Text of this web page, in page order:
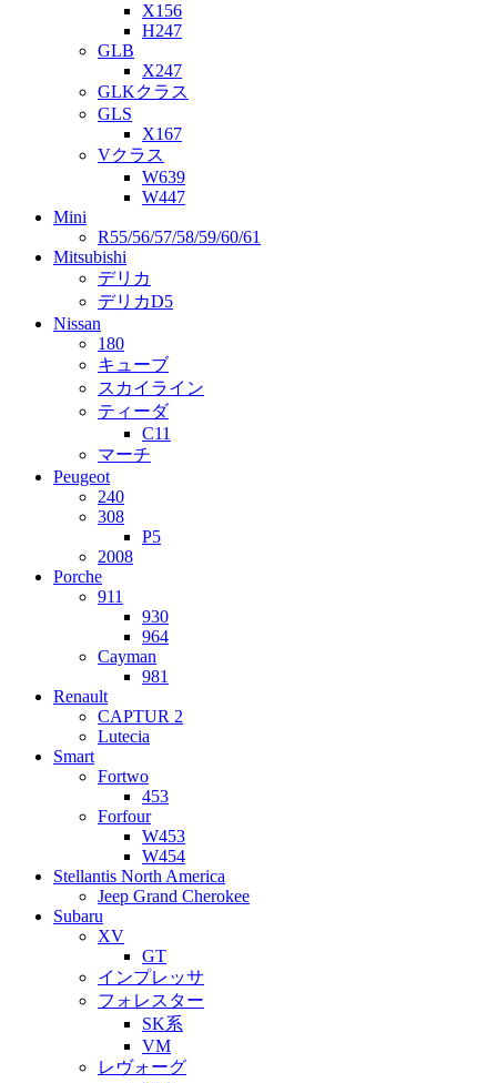
X156
H247
GLB
X247
GLKクラス
GLS
X167
Vクラス
W639
W447
Mini
R55/56/57/58/59/60/61
Mitsubishi
デリカ
デリカD5
Nissan
180
キューブ
スカイライン
ティーダ
C11
マーチ
Peugeot
240
308
P5
2008
Porche
911
930
964
Cayman
981
Renault
CAPTUR 2
Lutecia
Smart
Fortwo
453
Forfour
W453
W454
Stellantis North America
Jeep Grand Cherokee
Subaru
XV
GT
インプレッサ
フォレスター
SK系
VM
レヴォーグ